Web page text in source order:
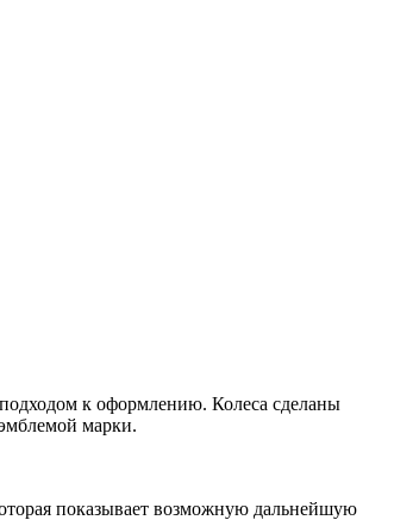
к оформлению. Колеса сделаны
марки.
показывает возможную дальнейшую